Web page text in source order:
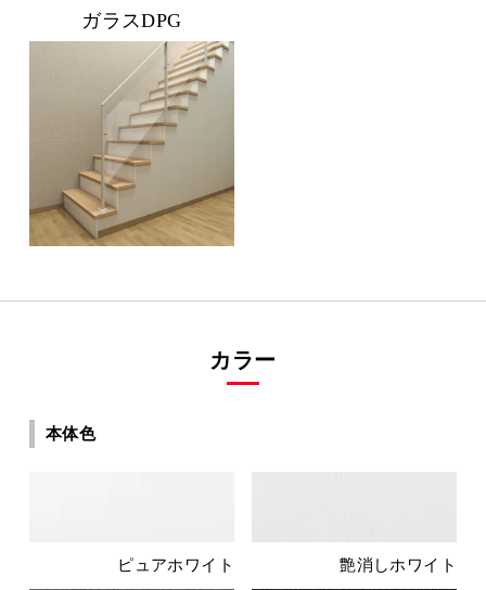
ガラスDPG
カラー
本体色
ピュアホワイト 艶消しホワイト